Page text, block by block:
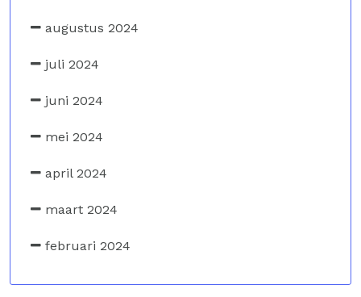
augustus 2024
juli 2024
juni 2024
mei 2024
april 2024
maart 2024
februari 2024